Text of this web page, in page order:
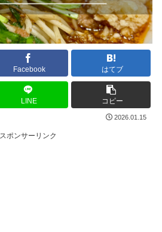
Facebook はてブ
LINE コピー
2026.01.15
スポンサーリンク